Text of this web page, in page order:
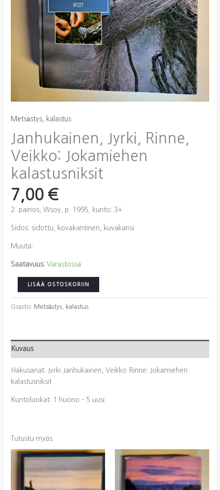
Metsästys, kalastus
Janhukainen, Jyrki, Rinne,
Veikko: Jokamiehen
kalastusniksit
7,00 €
2. painos, Wsoy, p. 1995, kunto: 3+
Sidos: sidottu, kovakantinen, kuvakansi
Muuta:
Saatavuus: Varastossa
Janhukainen,
Jyrki,
Rinne,
määrä
LISÄÄ OSTOSKORIIN
Osasto: Metsästys, kalastus
Kuvaus
Hakusanat: Jyrki Janhukainen, Veikko Rinne: Jokamiehen
kalastusniksit
Kuntoluokat: 1 huono – 5 uusi
Tutustu myös